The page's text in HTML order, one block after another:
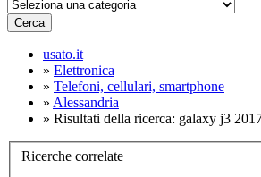
Cerca
usato.it
» Elettronica
» Telefoni, cellulari, smartphone
» Alessandria
» Risultati della ricerca: galaxy j3
Ricerche correlate